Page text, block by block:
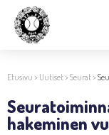
Etusivu > Uutiset>Seurat>
hakeminen